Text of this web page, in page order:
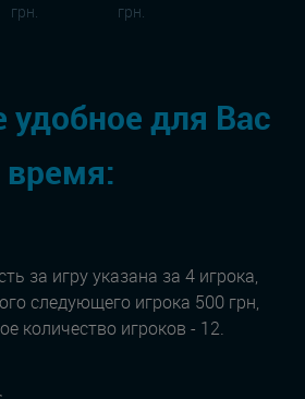
грн. грн.
для Вас
время:
за игру указана за 4 игрока,
следующего игрока 500 грн,
количество игроков - 12.